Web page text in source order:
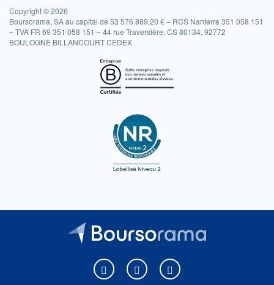
Copyright © 2026
Boursorama, SA au capital de 53 576 889,20 € – RCS Nanterre 351 058 151
– TVA FR 69 351 058 151 – 44 rue Traversière, CS 80134, 92772
BOULOGNE BILLANCOURT CEDEX
Boursorama sur Facebook
Boursorama sur XBoursorama sur